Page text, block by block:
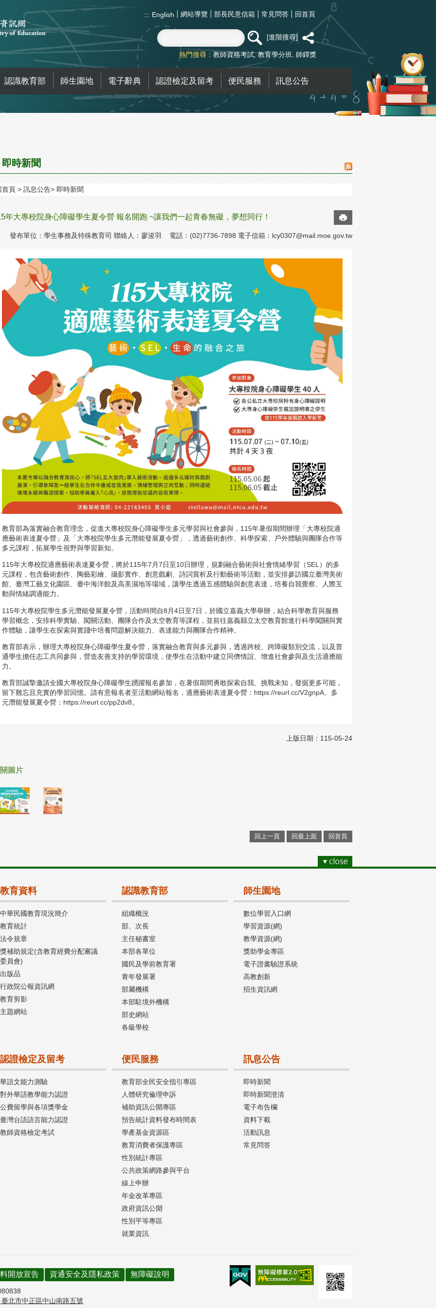
::: English 網站導覽 部長民意信箱 常見問答 回首頁
進階搜尋
熱門搜尋： 教師資格考試 教育學分班 師鐸獎
認識教育部 師生園地 電子辭典 認證檢定及留考 便民服務 訊息公告
即時新聞
首頁 訊息公告 即時新聞
年大專校院身心障礙學生夏令營 報名開跑 ~讓我們一起青春無礙，夢想同行！
發布單位：學生事務及特殊教育司 聯絡人：廖浚羽 電話：(02)7736-7898 電子信箱： lcy0307@mail.moe.gov.tw
教育部為落實融合教育理念，促進大專校院身心障礙學生多元學習與社會參與，115年暑假期間辦理「大專校院適
應藝術表達夏令營」及「大專校院學生多元潛能發展夏令營」，透過藝術創作、科學探索、戶外體驗與團隊合作等
多元課程，拓展學生視野與學習新知。
115年大專校院適應藝術表達夏令營，將於115年7月7日至10日辦理，規劃融合藝術與社會情緒學習（SEL）的多
元課程，包含藝術創作、陶藝彩繪、攝影實作、創意戲劇、詩詞賞析及行動藝術等活動，並安排參訪國立臺灣美術
館、臺灣工藝文化園區、臺中海洋館及高美濕地等場域，讓學生透過五感體驗與創意表達，培養自我覺察、人際互
動與情緒調適能力。
115年大專校院學生多元潛能發展夏令營，活動時間自8月4日至7日，於國立嘉義大學舉辦，結合科學教育與服務
學習概念，安排科學實驗、闖關活動、團隊合作及太空教育等課程，並前往嘉義縣立太空教育館進行科學闖關與實
作體驗，讓學生在探索與實踐中培養問題解決能力、表達能力與團隊合作精神。
教育部表示，辦理大專校院身心障礙學生夏令營，落實融合教育與多元參與，透過跨校、跨障礙類別交流，以及普
通學生擔任志工共同參與，營造友善支持的學習環境，使學生在活動中建立同儕情誼、增進社會參與及生活適應能
力。
教育部誠摯邀請全國大專校院身心障礙學生踴躍報名參加，在暑假期間勇敢探索自我、挑戰未知，發掘更多可能，
留下難忘且充實的學習回憶。請有意報名者至活動網站報名，適應藝術表達夏令營：https://reurl.cc/V2gnpA、多
元潛能發展夏令營：https://reurl.cc/pp2dv8。
上版日期：115-05-24
圖片
回上一頁 回最上面 回首頁
教育資料
中華民國教育現況簡介
教育統計
法令規章
獎補助規定(含教育經費分配審議
委員會)
出版品
行政院公報資訊網
教育剪影
主題網站
認識教育部
組織概況
部、次長
主任秘書室
本部各單位
國民及學前教育署
青年發展署
部屬機構
本部駐境外機構
部史網站
各級學校
師生園地
數位學習入口網
學習資源(網)
教學資源(網)
獎助學金專區
電子證書驗證系統
高教創新
招生資訊網
認證檢定及留考
華語文能力測驗
對外華語教學能力認證
公費留學與各項獎學金
臺灣台語語言能力認證
教師資格檢定考試
便民服務
教育部全民安全指引專區
人體研究倫理申訴
補助資訊公開專區
預告統計資料發布時間表
學產基金資源區
教育消費者保護專區
性別統計專區
公共政策網路參與平台
線上申辦
年金改革專區
政府資訊公開
性別平等專區
就業資訊
訊息公告
即時新聞
即時新聞澄清
電子布告欄
資料下載
活動訊息
常見問答
開放宣告 資通安全及隱私政策 無障礙說明
臺北市中正區中山南路五號